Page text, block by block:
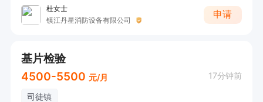
杜女士
镇江丹星消防设备有限公司
申请
基片检验
4500-5500 元/月 17分钟前
司徒镇